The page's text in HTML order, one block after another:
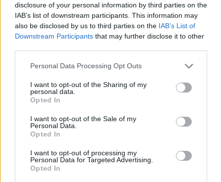
disclosure of your personal information by third parties on the
IAB’s list of downstream participants. This information may
also be disclosed by us to third parties on the IAB’s List of
Downstream Participants that may further disclose it to other
Please note that this website/app uses one or more Google
not limited to your visit or usage behaviour. You may click to
grant or deny consent to Google and its third-party tags to
use your data for below specified purposes in below Google
consent section.
Personal Data Processing Opt Outs
I want to opt-out of the Sharing of my
personal data.
Opted In
I want to opt-out of the Sale of my
Personal Data.
Opted In
I want to opt-out of processing my
Personal Data for Targeted Advertising.
Opted In
Δεν υπάρχει περίπτωση η τουρκοκυπριακή πλευρά να κάνει ένα
βήμα πίσω «από την πολιτική δύο ξεχωριστών κυρίαρχων ίσων
κρατών», δήλωσε…